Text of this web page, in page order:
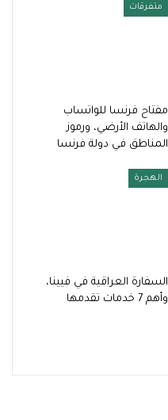
متفرقات
مفتاح فرنسا للواتساب
والهاتف الأرضي، ورموز
المناطق في دولة فرنسا
الهجرة
السفارة العراقية في فيينا،
وأهم 7 خدمات تقدمها